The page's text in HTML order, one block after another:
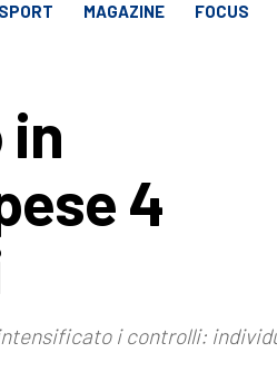
SPORT MAGAZINE FOCUS
4
i controlli: